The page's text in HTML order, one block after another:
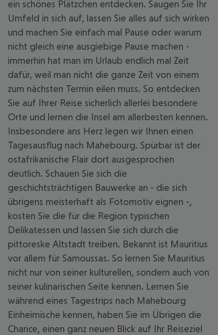
ein schönes Plätzchen entdecken. Saugen Sie Ihr
Umfeld in sich auf, lassen Sie alles auf sich wirken
und machen Sie einfach mal Pause oder warum
nicht gleich eine ausgiebige Pause machen -
immerhin hat man im Urlaub endlich mal Zeit
dafür, weil man nicht die ganze Zeit von einem
zum nächsten Termin eilen muss. So entdecken
Sie auf Ihrer Reise sicherlich allerlei besondere
Orte und lernen die Insel am allerbesten kennen.
Insbesondere ans Herz legen wir Ihnen einen
Tagesausflug nach Mahebourg. Spürbar ist der
ostafrikanische Flair dort ausgesprochen
deutlich. Schauen Sie sich die
geschichtsträchtigen Bauwerke an - die sich
übrigens meisterhaft als Fotomotiv eignen -,
kosten Sie die für die Region typischen
Delikatessen und lassen Sie sich durch die
pittoreske Altstadt treiben. Bekannt ist Mauritius
vor allem für Samoussas. So lernen Sie Mauritius
nicht nur von seiner kulturellen, sondern auch von
seiner kulinarischen Seite kennen. Lernen Sie
während eines Tagestrips nach Mahebourg
Einheimische kennen, haben Sie im Übrigen die
Chance, einen ganz neuen Blick auf Ihr Reiseziel